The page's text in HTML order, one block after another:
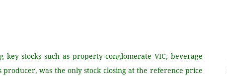
stocks such as property conglomerate VIC, beverage
producer, was the only stock closing at the reference price